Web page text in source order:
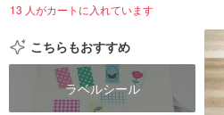
13 人がカートに入れています
こちらもおすすめ
ラベルシール